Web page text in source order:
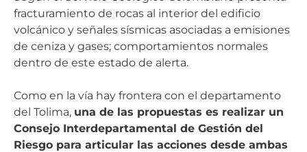
fracturamiento de rocas al interior del edificio
volcánico y señales sísmicas asociadas a emisiones
de ceniza y gases; comportamientos normales
dentro de este estado de alerta.
Como en la vía hay frontera con el departamento
del Tolima, una de las propuestas es realizar un
Consejo Interdepartamental de Gestión del
Riesgo para articular las acciones desde ambas